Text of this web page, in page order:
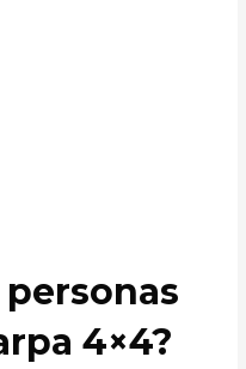
4×4?